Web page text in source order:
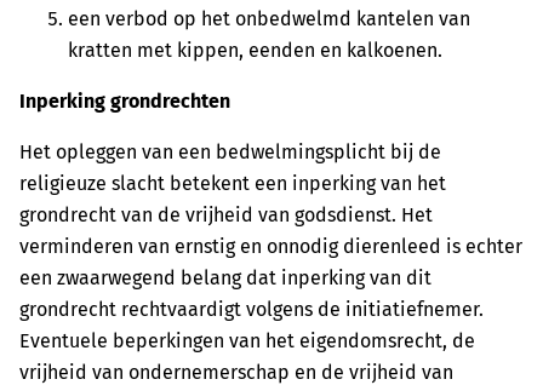
een verbod op het onbedwelmd kantelen van
kratten met kippen, eenden en kalkoenen.
Inperking grondrechten
Het opleggen van een bedwelmingsplicht bij de
religieuze slacht betekent een inperking van het
grondrecht van de vrijheid van godsdienst. Het
verminderen van ernstig en onnodig dierenleed is echter
een zwaarwegend belang dat inperking van dit
grondrecht rechtvaardigt volgens de initiatiefnemer.
Eventuele beperkingen van het eigendomsrecht, de
vrijheid van ondernemerschap en de vrijheid van